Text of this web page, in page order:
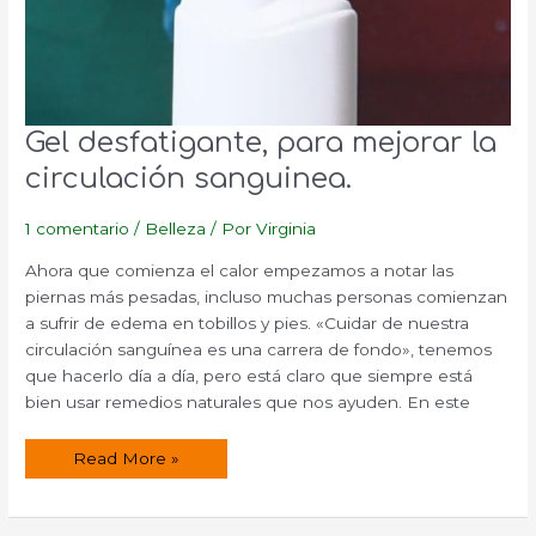
Gel desfatigante, para mejorar la
circulación sanguinea.
1 comentario / Belleza / PorVirginia
Ahora que comienza el calor empezamos a notar las
piernas más pesadas, incluso muchas personas comienzan
a sufrir de edema en tobillos y pies. «Cuidar de nuestra
circulación sanguínea es una carrera de fondo», tenemos
que hacerlo día a día, pero está claro que siempre está
bien usar remedios naturales que nos ayuden. En este
Gel
la
Read More »